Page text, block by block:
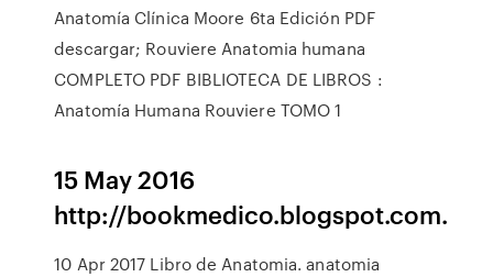
Anatomía Clínica Moore 6ta Edición PDF
descargar; Rouviere Anatomia humana
COMPLETO PDF BIBLIOTECA DE LIBROS :
Anatomía Humana Rouviere TOMO 1
15 May 2016
http://bookmedico.blogspot.com.
10 Apr 2017 Libro de Anatomia. anatomia